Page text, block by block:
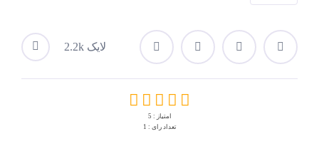
2.2k لایک
امتیاز : 5
تعداد رای : 1